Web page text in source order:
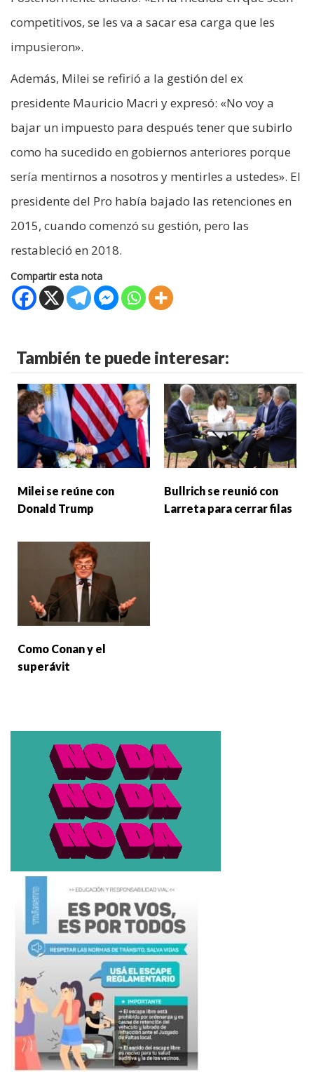
competitivos, se les va a sacar esa carga que les
impusieron».
Además, Milei se refirió a la gestión del ex
presidente Mauricio Macri y expresó: «No voy a
bajar un impuesto para después tener que subirlo
como ha sucedido en gobiernos anteriores porque
sería mentirnos a nosotros y mentirles a ustedes». El
presidente del Pro había bajado las retenciones en
2015, cuando comenzó su gestión, pero las
restableció en 2018.
Compartir esta nota
También te puede interesar:
Milei se reúne con
Donald Trump
Bullrich se reunió con
Larreta para cerrar filas
Como Conan y el
superávit